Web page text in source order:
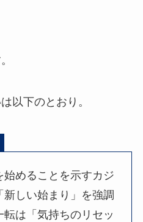
以下のとおり。
めることを示すカジ
しい始まり」を強調
は「気持ちのリセッ